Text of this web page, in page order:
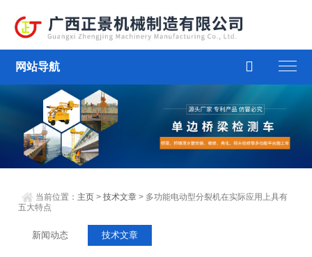
网站导航 
当前位置： 主页 >技术文章 > 多功能电动型分裂机在实际应用上具有
五大特点
新闻动态 技术文章